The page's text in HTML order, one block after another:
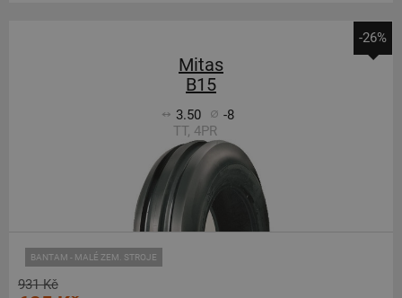
-26%
Mitas
B15
3.50
-8
TT, 4PR
BANTAM - MALÉ ZEM. STROJE
931 Kč